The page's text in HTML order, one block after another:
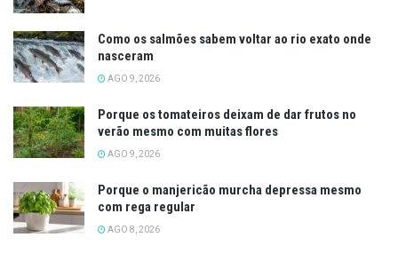
Como os salmões sabem voltar ao rio exato onde
nasceram
AGO 9, 2026
Porque os tomateiros deixam de dar frutos no
verão mesmo com muitas flores
AGO 9, 2026
Porque o manjericão murcha depressa mesmo
com rega regular
AGO 8, 2026